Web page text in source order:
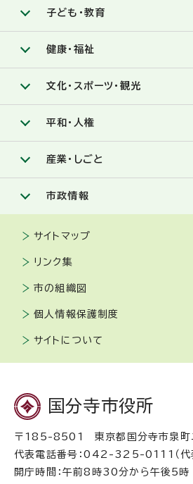
子ども・教育
健康・福祉
文化・スポーツ・観光
平和・人権
産業・しごと
市政情報
サイトマップ
リンク集
市の組織図
個人情報保護制度
サイトについて
国分寺市役所
〒185-8501 東京都国分寺市泉町
代表電話番号：042-325-0111（代
開庁時間：午前8時30分から午後5時